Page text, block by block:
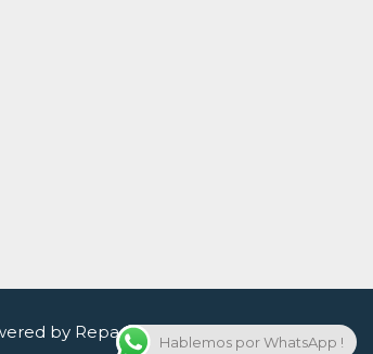
by Reparacion celulares quito
Hablemos por WhatsApp !